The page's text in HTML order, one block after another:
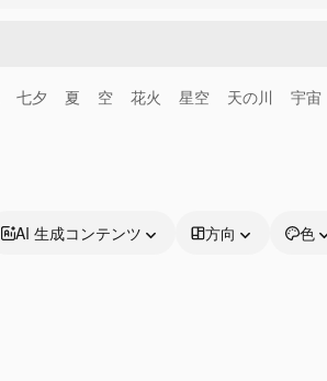
七夕 夏 空 花火 星空 天の川 宇宙
AI 生成コンテンツ 方向 色